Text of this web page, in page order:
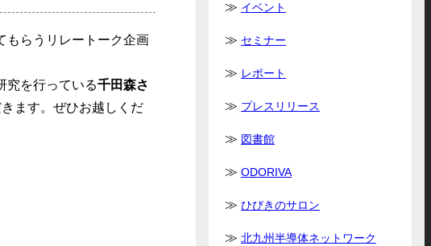
もらうリレートーク企画
究を行っている千田森さ
ます。ぜひお越しくだ
イベント
セミナー
レポート
プレスリリース
図書館
ODORIVA
ひびきのサロン
北九州半導体ネットワーク